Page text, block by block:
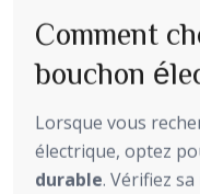
Comment
bouchon
Lorsque vous
électrique, optez
durable. Vérifiez